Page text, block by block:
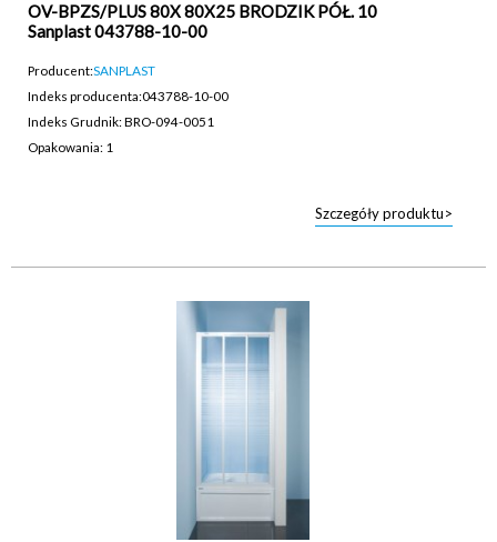
OV-BPZS/PLUS 80X 80X25 BRODZIK PÓŁ. 10
Sanplast 043788-10-00
Producent:SANPLAST
Indeks producenta:043788-10-00
Indeks Grudnik: BRO-094-0051
Opakowania: 1
Szczegóły produktu>